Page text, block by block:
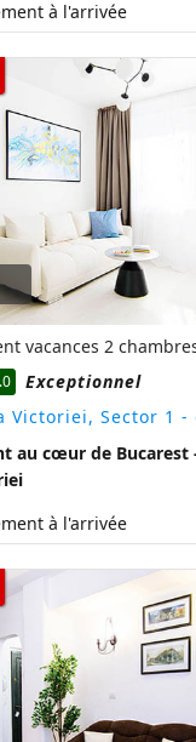
à l'arrivée
vacances 2
Exceptionnel
Victoriei, Sector 1 -
au cœur de Bucarest
à l'arrivée